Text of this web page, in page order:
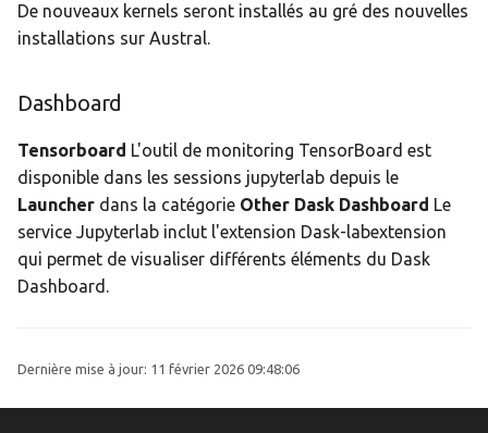
De nouveaux kernels seront installés au gré des nouvelles
installations sur Austral.
Dashboard
Tensorboard L'outil de monitoring TensorBoard est
disponible dans les sessions jupyterlab depuis le
Launcher dans la catégorie Other Dask Dashboard Le
service Jupyterlab inclut l'extension Dask-labextension
qui permet de visualiser différents éléments du Dask
Dashboard.
Dernière mise à jour: 11 février 2026 09:48:06